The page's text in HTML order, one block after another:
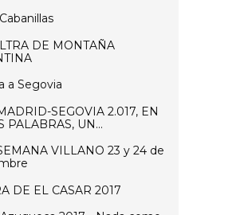
DE MONTAÑA
a Segovia
SEGOVIA 2.017, EN
PALABRAS, UN...
VILLANO 23 y 24 de
DE EL CASAR 2017